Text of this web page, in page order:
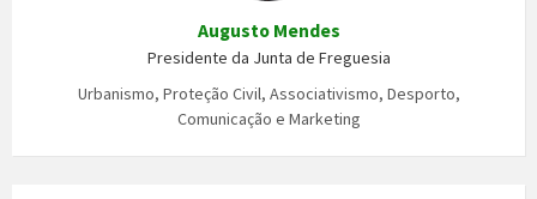
Augusto Mendes
Presidente da Junta de Freguesia
Urbanismo, Proteção Civil, Associativismo, Desporto,
Comunicação e Marketing